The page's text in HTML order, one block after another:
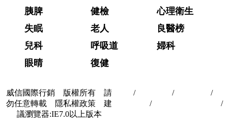
胰脾
健檢
心理衛生
失眠
老人
良醫榜
兒科
呼吸道
婦科
眼晴
復健
威信國際行銷 版權所有 請
勿任意轉載 隱私權政策 建
議瀏覽器:IE7.0以上版本
/ / /
/
/